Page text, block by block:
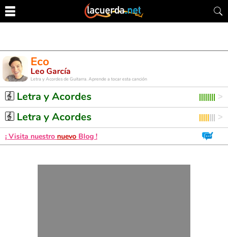
Eco
Leo García
Letra y Acordes de Guitarra. Aprende a tocar esta canción
Letra y Acordes
Letra y Acordes
¡ Visita nuestro nuevo Blog !